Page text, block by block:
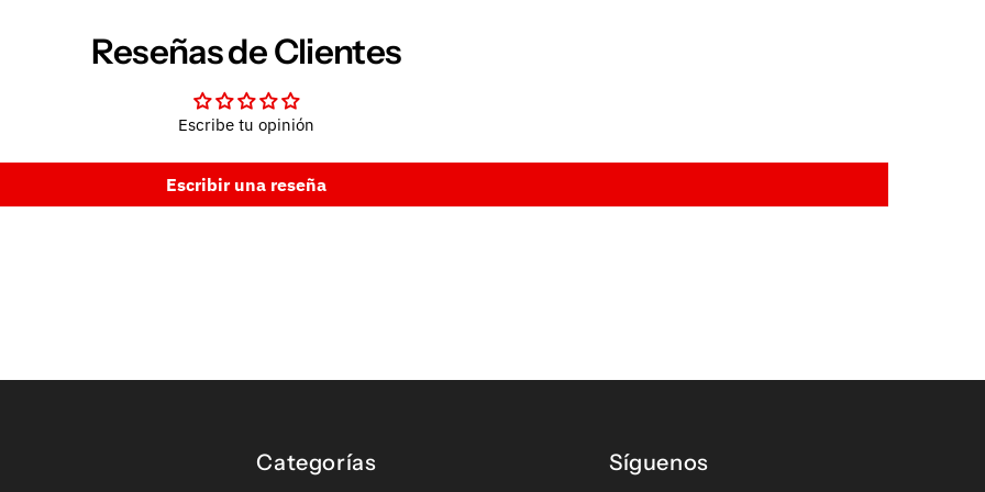
Reseñas de Clientes
Escribe tu opinión
Escribir una reseña
Categorías Síguenos